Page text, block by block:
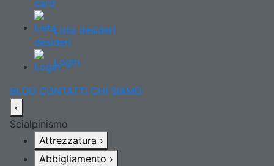
Lista desideri
Login
BLOG CONTATTI CHI SIAMO
‹
Scialpinismo
Attrezzatura ›
Abbigliamento ›